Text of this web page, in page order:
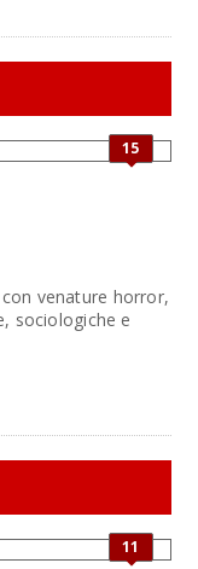
15
venature horror,
sociologiche e
11